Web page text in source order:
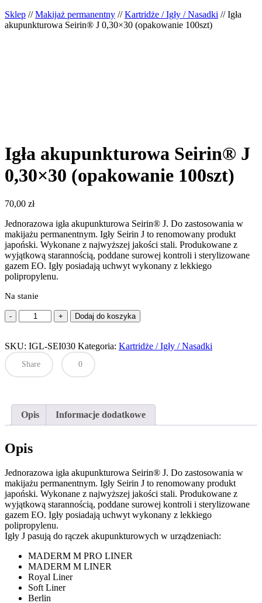
Sklep //Makijaż permanentny //Kartridże / Igły / Nasadki // Igła
akupunkturowa Seirin® J 0,30×30 (opakowanie 100szt)
Igła akupunkturowa Seirin® J
0,30×30 (opakowanie 100szt)
70,00 zł
Jednorazowa igła akupunkturowa Seirin® J. Do zastosowania w
makijażu permanentnym. Igły Seirin J to renomowany produkt
japoński. Wykonane z najwyższej jakości stali. Produkowane z
wyjątkową starannością, poddane surowej kontroli i sterylizowane
gazem EO. Igły posiadają uchwyt wykonany z lekkiego
polipropylenu.
Na stanie
ilość
Igła
Seirin®
0,30×30
(opakowanie
Dodaj do koszyka
SKU: IGL-SEI030 Kategoria: Kartridże / Igły / Nasadki
Share 0
Opis Informacje dodatkowe
Opis
Jednorazowa igła akupunkturowa Seirin® J. Do zastosowania w
makijażu permanentnym. Igły Seirin J to renomowany produkt
japoński. Wykonane z najwyższej jakości stali. Produkowane z
wyjątkową starannością, poddane surowej kontroli i sterylizowane
gazem EO. Igły posiadają uchwyt wykonany z lekkiego
polipropylenu.
Igły J pasują do rączek akupunkturowych w urządzeniach:
MADERM M PRO LINER
MADERM M LINER
Royal Liner
Soft Liner
Berlin